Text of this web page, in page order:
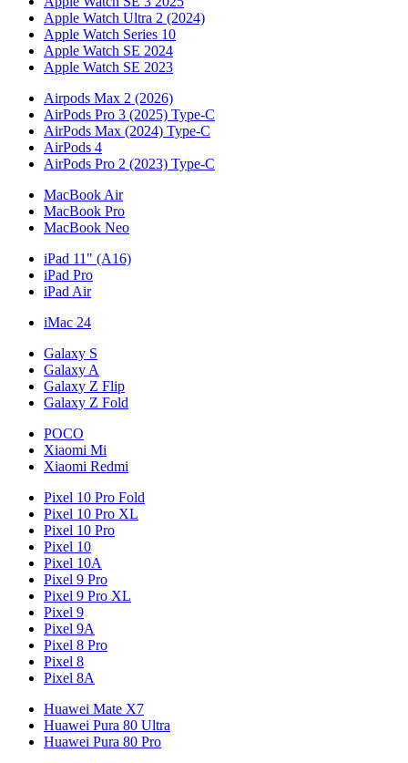
Apple Watch Ultra 2 (2024)
Apple Watch Series 10
Apple Watch SE 2024
Apple Watch SE 2023
Airpods Max 2 (2026)
AirPods Pro 3 (2025) Type-C
AirPods Max (2024) Type-C
AirPods 4
AirPods Pro 2 (2023) Type-C
MacBook Air
MacBook Pro
MacBook Neo
iPad 11" (A16)
iPad Pro
iPad Air
iMac 24
Galaxy S
Galaxy A
Galaxy Z Flip
Galaxy Z Fold
POCO
Xiaomi Mi
Xiaomi Redmi
Pixel 10 Pro Fold
Pixel 10 Pro XL
Pixel 10 Pro
Pixel 10
Pixel 10A
Pixel 9 Pro
Pixel 9 Pro XL
Pixel 9
Pixel 9A
Pixel 8 Pro
Pixel 8
Pixel 8A
Huawei Mate X7
Huawei Pura 80 Ultra
Huawei Pura 80 Pro